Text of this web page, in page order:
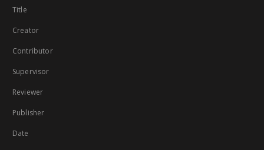
Title
Creator
Contributor
Supervisor
Reviewer
Publisher
Date